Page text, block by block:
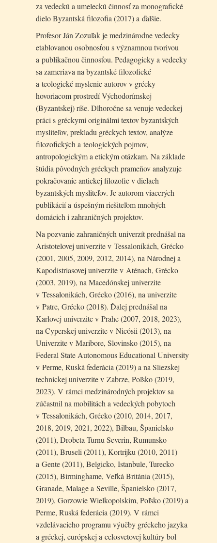
za vedeckú a umeleckú činnosť za monografické
dielo Byzantská filozofia (2017) a ďalšie.
Profesor Ján Zozuľak je medzinárodne vedecky
etablovanou osobnosťou s významnou tvorivou
a publikačnou činnosťou. Pedagogicky a vedecky
sa zameriava na byzantské filozofické
a teologické myslenie autorov v grécky
hovoriacom prostredí Východorímskej
(Byzantskej) ríše. Dlhoročne sa venuje vedeckej
práci s gréckymi originálmi textov byzantských
mysliteľov, prekladu gréckych textov, analýze
filozofických a teologických pojmov,
antropologickým a etickým otázkam. Na základe
štúdia pôvodných gréckych prameňov analyzuje
pokračovanie antickej filozofie v dielach
byzantských mysliteľov. Je autorom viacerých
publikácií a úspešným riešiteľom mnohých
domácich i zahraničných projektov.
Na pozvanie zahraničných univerzít prednášal na
Aristotelovej univerzite v Tessalonikách, Grécko
(2001, 2005, 2009, 2012, 2014), na Národnej a
Kapodistriasovej univerzite v Aténach, Grécko
(2003, 2019), na Macedónskej univerzite
v Tessalonikách, Grécko (2016), na univerzite
v Patre, Grécko (2018). Ďalej prednášal na
Karlovej univerzite v Prahe (2007, 2018, 2023),
na Cyperskej univerzite v Nicósii (2013), na
Univerzite v Maribore, Slovinsko (2015), na
Federal State Autonomous Educational University
v Perme, Ruská federácia (2019) a na Sliezskej
technickej univerzite v Zabrze, Poľsko (2019,
2023). V rámci medzinárodných projektov sa
zúčastnil na mobilitách a vedeckých pobytoch
v Tessalonikách, Grécko (2010, 2014, 2017,
2018, 2019, 2021, 2022), Bilbau, Španielsko
(2011), Drobeta Turnu Severin, Rumunsko
(2011), Bruseli (2011), Kortrijku (2010, 2011)
a Gente (2011), Belgicko, Istanbule, Turecko
(2015), Birminghame, Veľká Británia (2015),
Granade, Malage a Seville, Španielsko (2017,
2019), Gorzowie Wielkopolskim, Poľsko (2019) a
Perme, Ruská federácia (2019). V rámci
vzdelávacieho programu výučby gréckeho jazyka
a gréckej, európskej a celosvetovej kultúry bol